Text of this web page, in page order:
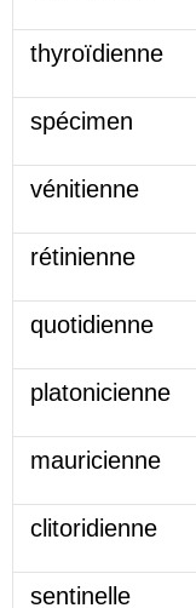
thyroïdienne
spécimen
vénitienne
rétinienne
quotidienne
platonicienne
mauricienne
clitoridienne
sentinelle